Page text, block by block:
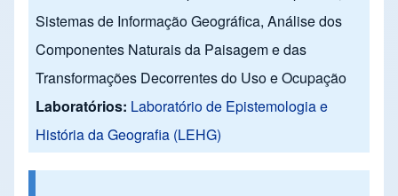
Sistemas de Informação Geográfica, Análise dos
Componentes Naturais da Paisagem e das
Transformações Decorrentes do Uso e Ocupação
Laboratórios: Laboratório de Epistemologia e
História da Geografia (LEHG)